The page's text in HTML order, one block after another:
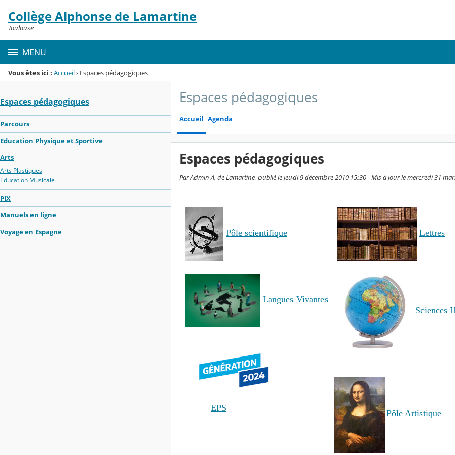
Menu de la rubrique
Contenu
Collège Alphonse de Lamartine
Toulouse
MENU
Vous êtes ici : Accueil› Espaces pédagogiques
Espaces pédagogiques
Parcours
Education Physique et Sportive
Arts
Arts Plastiques
Education Musicale
PIX
Manuels en ligne
Voyage en Espagne
Espaces pédagogiques
Accueil Agenda
Espaces pédagogiques
Par Admin A. de Lamartine, publié le jeudi 9 décembre 2010 15:30 - Mis à jour le mercredi 31
Pôle scientifique
Langues Vivantes
EPS
Lettres
Sciences
Pôle Artistique